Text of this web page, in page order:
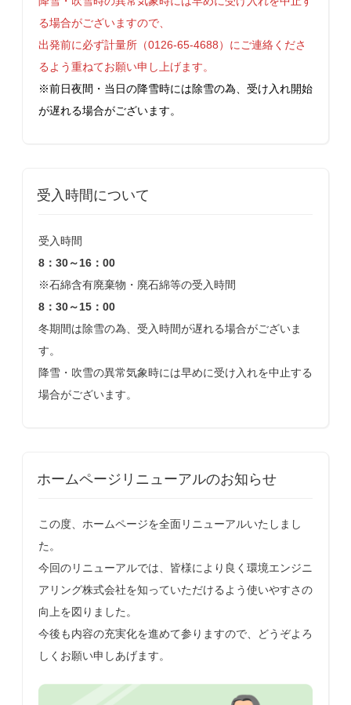
る場合がございますので、
出発前に必ず計量所（0126-65-4688）にご連絡くださ
るよう重ねてお願い申し上げます。
※前日夜間・当日の降雪時には除雪の為、受け入れ開始
が遅れる場合がございます。
受入時間について
受入時間
8：30～16：00
※石綿含有廃棄物・廃石綿等の受入時間
8：30～15：00
冬期間は除雪の為、受入時間が遅れる場合がございま
す。
降雪・吹雪の異常気象時には早めに受け入れを中止する
場合がございます。
ホームページリニューアルのお知らせ
この度、ホームページを全面リニューアルいたしまし
た。
今回のリニューアルでは、皆様により良く環境エンジニ
アリング株式会社を知っていただけるよう使いやすさの
向上を図りました。
今後も内容の充実化を進めて参りますので、どうぞよろ
しくお願い申しあげます。